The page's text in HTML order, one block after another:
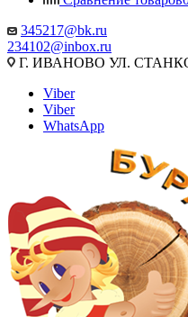
345217@bk.ru
234102@inbox.ru
Г. ИВАНОВО УЛ.
Viber
Viber
WhatsApp